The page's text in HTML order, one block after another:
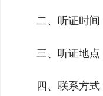
二、听证时间
三、听证地
四、联系方式